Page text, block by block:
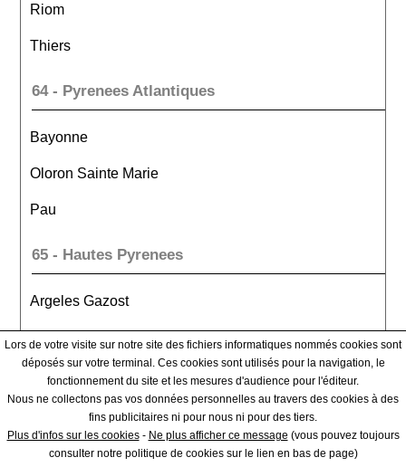
Riom
Thiers
64 - Pyrenees Atlantiques
Bayonne
Oloron Sainte Marie
Pau
65 - Hautes Pyrenees
Argeles Gazost
Bagneres De Bigorre
Tarbes
66 - Pyrenees Orientales
Lors de votre visite sur notre site des fichiers informatiques nommés cookies sont
déposés sur votre terminal. Ces cookies sont utilisés pour la navigation, le
fonctionnement du site et les mesures d'audience pour l'éditeur.
Nous ne collectons pas vos données personnelles au travers des cookies à des
fins publicitaires ni pour nous ni pour des tiers.
Plus d'infos sur les cookies- Ne plus afficher ce message (vous pouvez toujours
consulter notre politique de cookies sur le lien en bas de page)